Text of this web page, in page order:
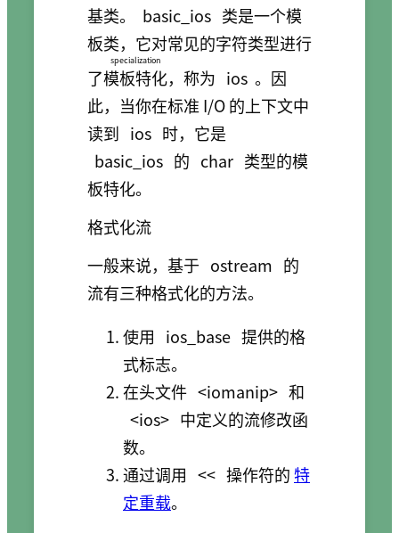
基类。
basic_ios 类是一个模
板类，它对常见的字符类型进行
了模板特化
specialization
，称为 ios 。因
此，当你在标准 I/O 的上下文中
读到 ios 时，它是
basic_ios 的 char 类型的模
板特化。
格式化流
一般来说，基于 ostream 的
流有三种格式化的方法。
使用 ios_base 提供的格
式标志。
在头文件 <iomanip> 和
<ios> 中定义的流修改函
数。
通过调用 << 操作符的特
定重载。